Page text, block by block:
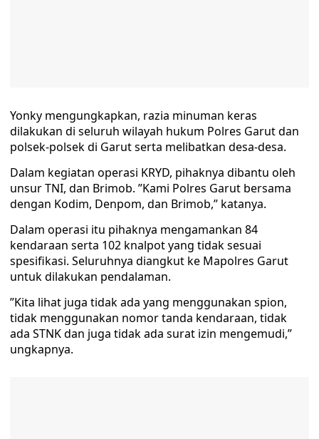
Yonky mengungkapkan, razia minuman keras
dilakukan di seluruh wilayah hukum Polres Garut dan
polsek-polsek di Garut serta melibatkan desa-desa.
Dalam kegiatan operasi KRYD, pihaknya dibantu oleh
unsur TNI, dan Brimob. ”Kami Polres Garut bersama
dengan Kodim, Denpom, dan Brimob,” katanya.
Dalam operasi itu pihaknya mengamankan 84
kendaraan serta 102 knalpot yang tidak sesuai
spesifikasi. Seluruhnya diangkut ke Mapolres Garut
untuk dilakukan pendalaman.
”Kita lihat juga tidak ada yang menggunakan spion,
tidak menggunakan nomor tanda kendaraan, tidak
ada STNK dan juga tidak ada surat izin mengemudi,”
ungkapnya.